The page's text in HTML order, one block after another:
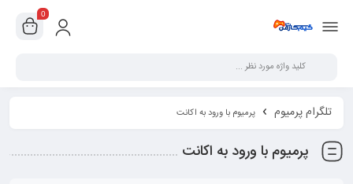
0
تلگرام پرمیوم پرمیوم با ورود به اکانت
پرمیوم با ورود به اکانت